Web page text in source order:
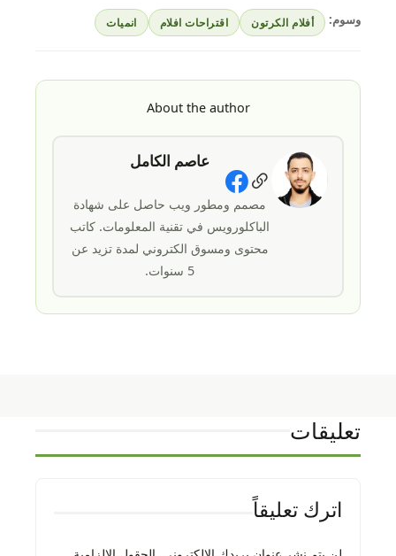
وسوم: أفلام الكرتون اقتراحات افلام انميات
About the author
عاصم الكامل
Social Links
مصمم ومطور ويب حاصل على شهادة
الباكلورويس في تقنية المعلومات. كاتب
محتوى ومسوق الكتروني لمدة تزيد عن
5 سنوات.
تعليقات
اترك تعليقاً